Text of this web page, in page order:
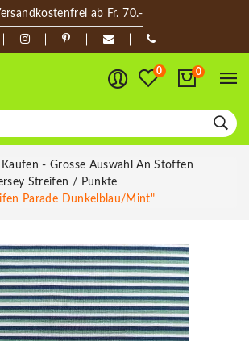
ab Fr. 70.-
0 0
- Grosse Auswahl An Stoffen
Streifen / Punkte
Parade Dunkelblau/mint"